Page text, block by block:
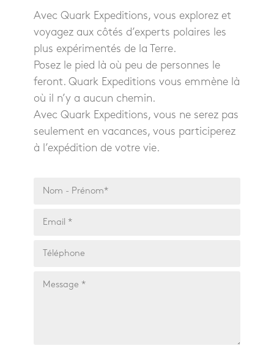
Avec Quark Expeditions, vous explorez et
voyagez aux côtés d’experts polaires les
plus expérimentés de la Terre.
Posez le pied là où peu de personnes le
feront. Quark Expeditions vous emmène là
où il n’y a aucun chemin.
Avec Quark Expeditions, vous ne serez pas
seulement en vacances, vous participerez
à l’expédition de votre vie.